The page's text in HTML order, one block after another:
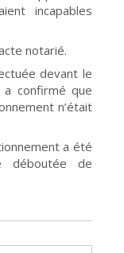
incapables
notarié.
devant le
confirmé que
n’était
a été
déboutée de